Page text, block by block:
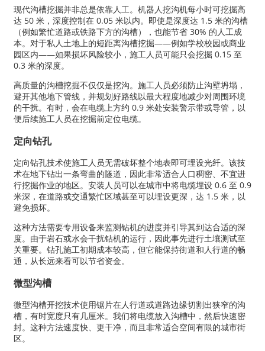
现代沟槽挖掘并非总是依靠人工。机器人挖沟机每小时可挖掘高
达 50 米，深度控制在 0.05 米以内。即使是深度达 1.5 米的沟槽
（例如繁忙道路或铁路下方的沟槽），也能节省 30% 的人工成
本。对于私人土地上的短距离沟槽挖掘——例如学校校园或商业
园区内——如果损坏风险较小，施工人员可能只会挖掘 0.15 至
0.3 米的深度。
高质量的沟槽挖掘不仅仅是挖沟。施工人员必须防止沟壁坍塌，
避开其他地下管线，并规划好路线以最大程度地减少对周围环境
的干扰。有时，会在电缆上方约 0.9 米处安装警示带或导管，以
便后续施工人员在挖掘前定位电缆。
定向钻孔
定向钻孔技术使施工人员无需破坏整个地表即可埋设光纤。该技
术在地下钻出一条弯曲的隧道，因此非常适合人口稠密、不宜进
行挖掘作业的地区。安装人员可以在城市中将电缆埋设 0.6 至 0.9
米深，在道路或交通繁忙区域甚至可以埋设更深，达 1.5 米，以
避免损坏。
这种方法需要专用设备来监测钻机的进度并引导其到达合适的深
度。由于岩石或水会干扰钻机的运行，因此事先进行土壤测试至
关重要。钻孔施工初期成本较高，但它能保持街道和人行道的畅
通，从长远来看可以节省资金。
微型沟槽
微型沟槽开挖技术使用锯片在人行道或道路边缘切割出狭窄的沟
槽，有时宽度只有几厘米。我们将电缆放入沟槽中，然后快速密
封。这种方法速度快、更干净，而且非常适合空间有限的城市街
区。